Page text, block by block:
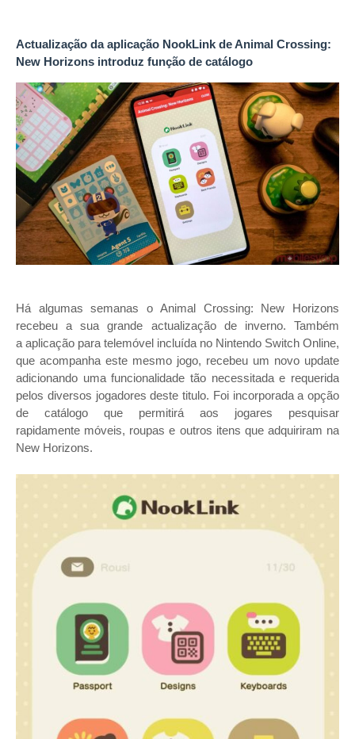
Actualização da aplicação NookLink de Animal Crossing:
New Horizons introduz função de catálogo
Há algumas semanas o Animal Crossing: New Horizons
recebeu a sua grande actualização de inverno. Também
a aplicação para telemóvel incluída no Nintendo Switch Online,
que acompanha este mesmo jogo, recebeu um novo update
adicionando uma funcionalidade tão necessitada e requerida
pelos diversos jogadores deste titulo. Foi incorporada a opção
de catálogo que permitirá aos jogares pesquisar
rapidamente móveis, roupas e outros itens que adquiriram na
New Horizons.